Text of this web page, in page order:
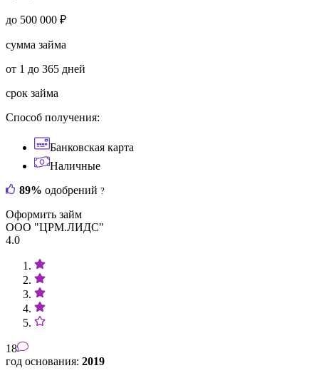
до 500 000 ₽
сумма займа
от 1 до 365 дней
срок займа
Способ получения:
Банковская карта
Наличные
89% одобрений ?
Оформить займ
ООО "ЦРМ.ЛИДС"
4.0
18
год основания: 2019